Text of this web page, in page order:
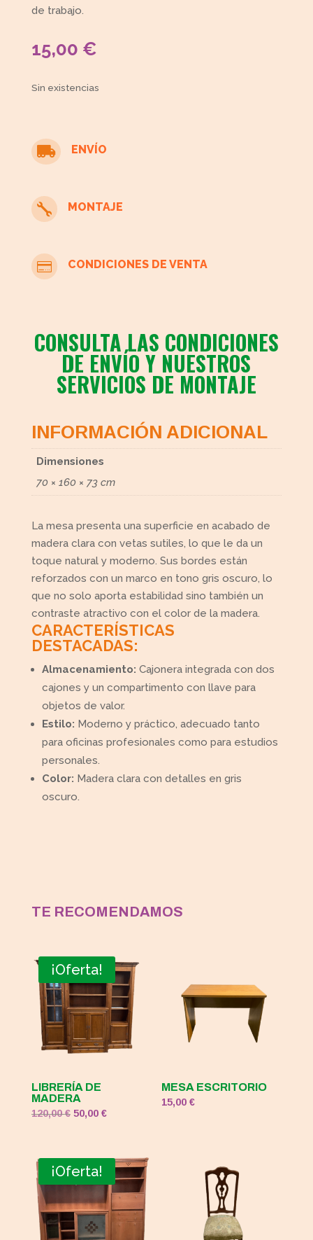
de trabajo.
15,00 €
Sin existencias
 ENVÍO
 MONTAJE
 CONDICIONES DE VENTA
CONSULTA LAS CONDICIONES
DE ENVÍO Y NUESTROS
SERVICIOS DE MONTAJE
INFORMACIÓN ADICIONAL
Dimensiones
70 × 160 × 73 cm
La mesa presenta una superficie en acabado de
madera clara con vetas sutiles, lo que le da un
toque natural y moderno. Sus bordes están
reforzados con un marco en tono gris oscuro, lo
que no solo aporta estabilidad sino también un
contraste atractivo con el color de la madera.
CARACTERÍSTICAS
DESTACADAS:
Almacenamiento: Cajonera integrada con dos
cajones y un compartimento con llave para
objetos de valor.
Estilo: Moderno y práctico, adecuado tanto
para oficinas profesionales como para estudios
personales.
Color: Madera clara con detalles en gris
oscuro.
TE RECOMENDAMOS
¡Oferta!
LIBRERÍA DE
MADERA
120,00€ El
era:
120,00 €.
50,00 €El
es:
50,00 €.
MESA ESCRITORIO
15,00€
¡Oferta!